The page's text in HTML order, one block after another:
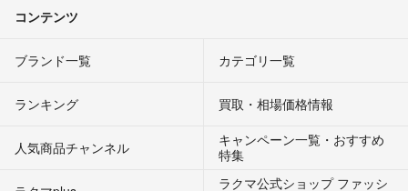
コンテンツ
ブランド一覧 カテゴリ一覧
ランキング 買取・相場価格情報
人気商品チャンネル
キャンペーン一覧・おすすめ
特集
ラクマ公式ショップ ファッシ